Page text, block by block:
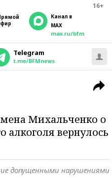
16+
Канал в
MAX
max.ru/bfm
Telegram
t.me/BFMnews
Михальченко о
алкоголя вернулось
допущенными нарушениями